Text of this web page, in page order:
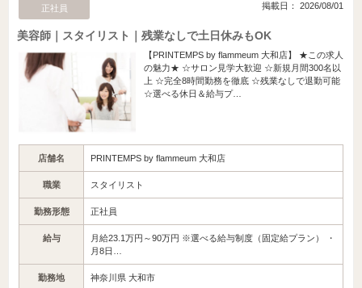
正社員 掲載日： 2026/08/01
美容師｜スタイリスト｜残業なしで土日休みもOK
【PRINTEMPS by flammeum 大和店】 ★この求人
の魅力★ ☆サロン見学大歓迎 ☆新規月間300名以
上 ☆完全8時間勤務を徹底 ☆残業なしで退勤可能
☆選べる休日＆給与プ…
店舗名 PRINTEMPS by flammeum 大和店
職業 スタイリスト
勤務形態 正社員
給与
月給23.1万円～90万円 ※選べる給与制度（固定給プラン） ・
月8日…
勤務地 神奈川県 大和市